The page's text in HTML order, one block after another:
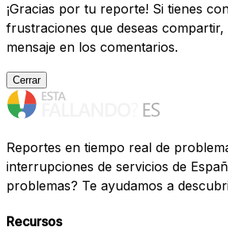
¡Gracias por tu reporte! Si tienes
frustraciones que deseas
mensaje en los comentarios.
Cerrar
Reportes en tiempo real de
interrupciones de servicios de
problemas? Te ayudamos a
Recursos